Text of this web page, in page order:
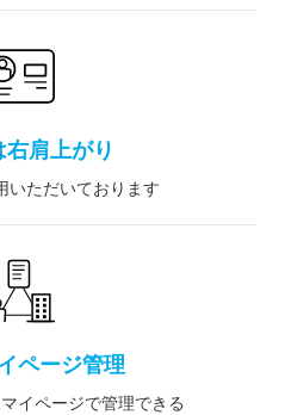
肩上がり
いただいております
ページ管理
イページで管理できる